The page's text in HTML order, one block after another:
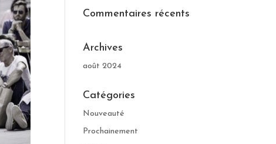
Commentaires récents
Archives
août 2024
Catégories
Nouveauté
Prochainement